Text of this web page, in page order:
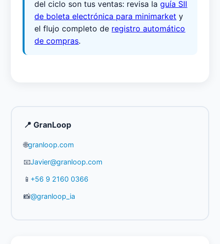
del ciclo son tus ventas: revisa laguía SII
de boleta electrónica para minimarket y
el flujo completo de registro automático
de compras.
📍 GranLoop
🌐granloop.com
📧Javier@granloop.com
📱 +56 9 2160 0366
📸@granloop_ia